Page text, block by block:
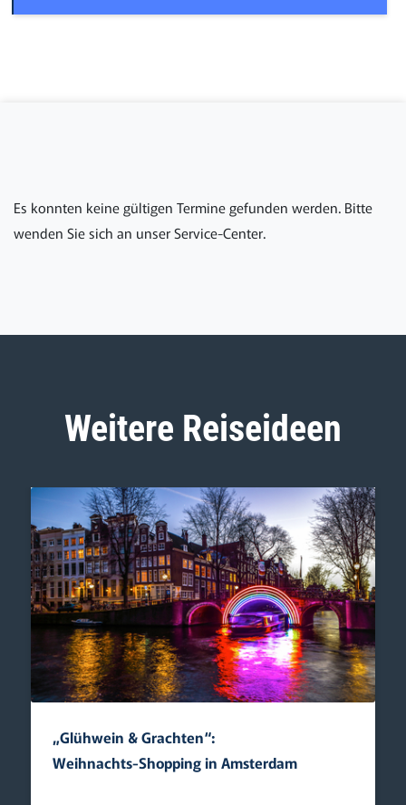
Es konnten keine gültigen Termine gefunden werden. Bitte
wenden Sie sich an unser Service-Center.
Weitere Reiseideen
„Glühwein & Grachten“:
Weihnachts-Shopping in Amsterdam